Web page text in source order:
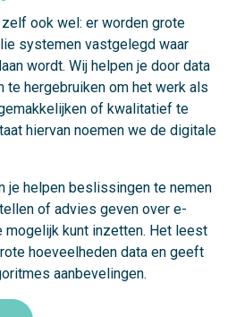
ook wel: er worden grote
systemen vastgelegd waar
wordt. Wij helpen je door data
hergebruiken om het werk als
of kwalitatief te
hiervan noemen we de digitale
je helpen beslissingen te nemen
of advies geven over e-
mogelijk kunt inzetten. Het leest
hoeveelheden data en geeft
aanbevelingen.